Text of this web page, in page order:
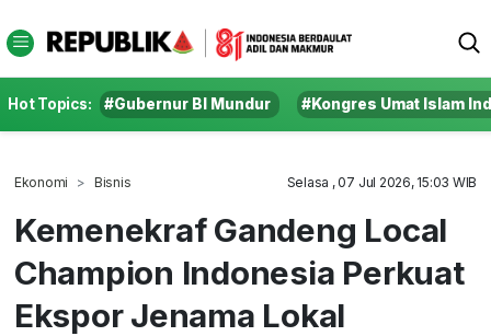
Hot Topics: #Gubernur BI Mundur #Kongres Umat Islam
Ekonomi Bisnis Selasa , 07 Jul 2026, 15:03 WIB
Kemenekraf Gandeng Local
Champion Indonesia Perkuat
Ekspor Jenama Lokal